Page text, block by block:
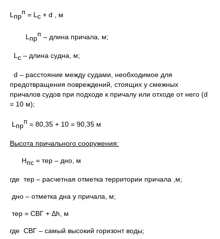
L пр
п = L c + d , м
L пр
п – длина причала, м;
Lc – длина судна, м;
d – расстояние между судами, необходимое для
предотвращения повреждений, стоящих у смежных
причалов судов при подходе к причалу или отходе от него (d
= 10 м);
L пр
п = 80,35 + 10 = 90,35 м
Высота причального сооружения:
Нпс = тер – дно, м
где тер – расчетная отметка территории причала ,м;
дно – отметка дна у причала, м;
тер = СВГ + Δh, м
где СВГ – самый высокий горизонт воды;